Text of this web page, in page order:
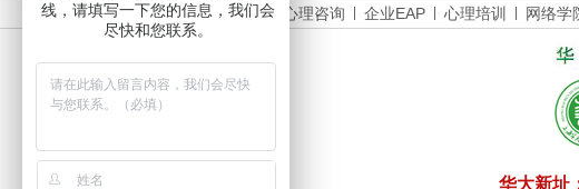
网站首页 心理咨询 企业EAP 心理培训 网络学
华大新址
线，请填写一下您的信息，我们会
尽快和您联系。